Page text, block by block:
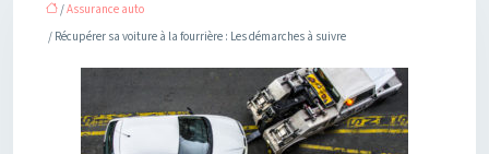
/Assurance auto
/ Récupérer sa voiture à la fourrière : Les démarches à suivre